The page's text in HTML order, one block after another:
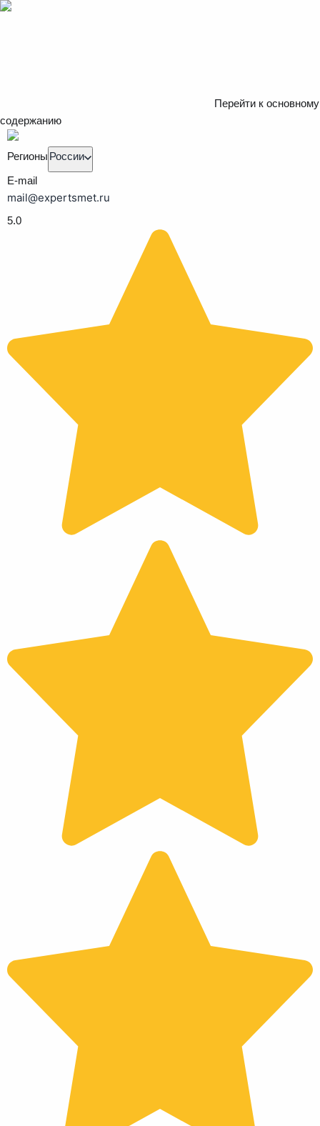
Перейти к основному
содержанию
Регионы России
E-mail
mail@expertsmet.ru
5.0